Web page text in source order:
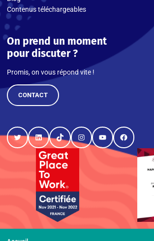
Contenus téléchargeables
On prend un moment
pour discuter ?
Promis, on vous répond vite !
CONTACT
TwitterLinkedInTikTokInstagram
YouTubeFacebook